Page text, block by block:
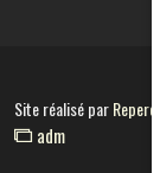
Site réalisé par
adm